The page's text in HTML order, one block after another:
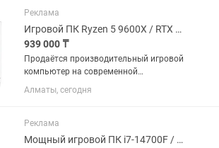
для современных игр, работы с
графикой,...
Реклама
Игровой ПК Ryzen 5 9600X / RTX 3080 10GB / DDR5 / Wi-Fi 6E
939 000 ₸
Продаётся производительный игровой
компьютер на современной
платформе AMD AM5. В сборке
установлен процессор AMD Ryzen 5
GeForce RTX 3080 GameRock с 10 ГБ
видеопамяти....
Алматы, сегодня
Реклама
Мощный игровой ПК i7-14700F / RTX 3080 / 32GB DDR5 / СЖО 360